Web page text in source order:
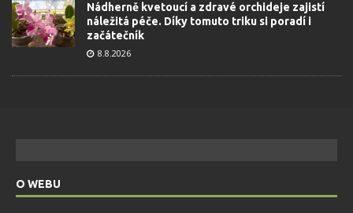
Nádherně kvetoucí a zdravé orchideje zajistí
náležitá péče. Díky tomuto triku si poradí i
začátečník
8.8.2026
O WEBU